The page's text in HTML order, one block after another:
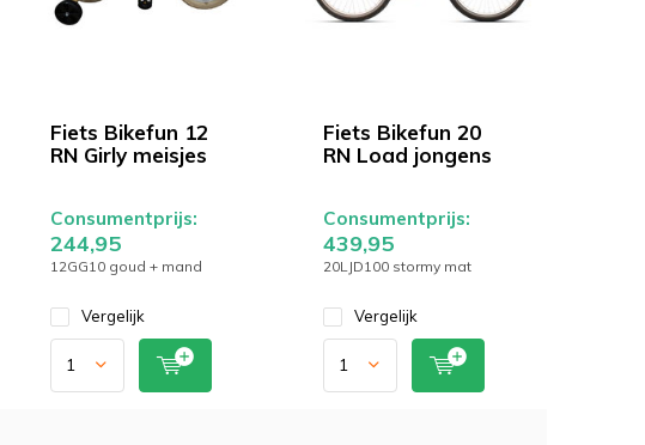
Fiets Bikefun 12
RN Girly meisjes
Consumentprijs:
244,95
12GG10 goud + mand
Vergelijk
Fiets Bikefun 20
RN Load jongens
Consumentprijs:
439,95
20LJD100 stormy mat
Vergelijk